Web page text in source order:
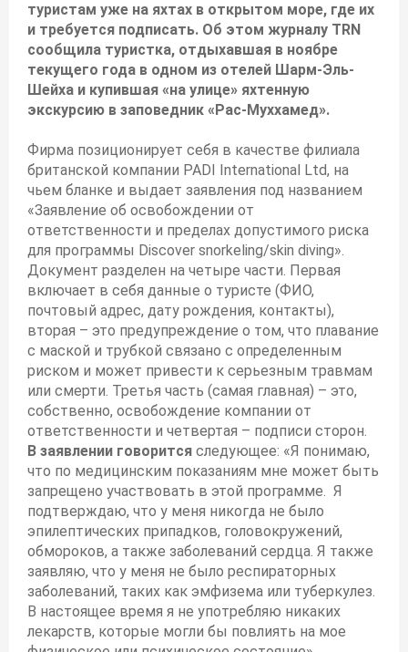
туристам уже на яхтах в открытом море, где их
и требуется подписать. Об этом журналу TRN
сообщила туристка, отдыхавшая в ноябре
текущего года в одном из отелей Шарм-Эль-
Шейха и купившая «на улице» яхтенную
экскурсию в заповедник «Рас-Муххамед».
Фирма позиционирует себя в качестве филиала
британской компании PADI International Ltd, на
чьем бланке и выдает заявления под названием
«Заявление об освобождении от
ответственности и пределах допустимого риска
для программы Discover snorkeling/skin diving».
Документ разделен на четыре части. Первая
включает в себя данные о туристе (ФИО,
почтовый адрес, дату рождения, контакты),
вторая – это предупреждение о том, что плавание
с маской и трубкой связано с определенным
риском и может привести к серьезным травмам
или смерти. Третья часть (самая главная) – это,
собственно, освобождение компании от
ответственности и четвертая – подписи сторон.
В заявлении говорится следующее: «Я понимаю,
что по медицинским показаниям мне может быть
запрещено участвовать в этой программе. Я
подтверждаю, что у меня никогда не было
эпилептических припадков, головокружений,
обмороков, а также заболеваний сердца. Я также
заявляю, что у меня не было респираторных
заболеваний, таких как эмфизема или туберкулез.
В настоящее время я не употребляю никаких
лекарств, которые могли бы повлиять на мое